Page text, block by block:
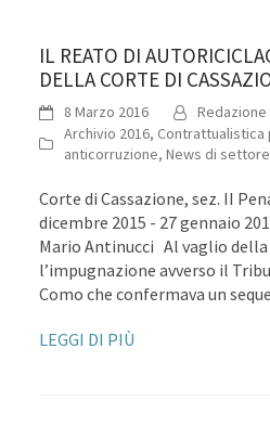
IL REATO DI
DELLA CORTE DI
8 Marzo 2016
Redazione
Archivio 2016, Contrattualistica
anticorruzione, News di settore
Corte di Cassazione, sez. II
dicembre 2015 - 27 gennaio
Mario Antinucci Al vaglio della
l’impugnazione avverso il
Como che confermava un
LEGGI DI PIÙ